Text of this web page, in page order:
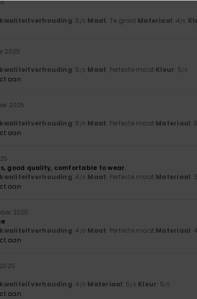
: 5 /5 Maat: Te groot Materiaal: 4/5
2025
: 5 /5 Maat: Perfecte maat Kleur: 5/5
aan
2025
: 5 /5 Maat: Perfecte maat Materiaal: 5
aan
good quality, comfortable to wear.
: 4 /5 Maat: Perfecte maat Materiaal: 5
aan
2025
: 4 /5 Maat: Perfecte maat Materiaal: 4
aan
: 4 /5 Materiaal: 5/5 Kleur: 5/5
aan